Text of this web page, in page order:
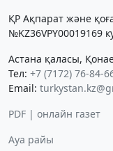
ҚР Ақпарат және
№KZ36VPY00019169
Астана қаласы,
Тел: +7 (7172) 76-84-
Email:
PDF | онлайн газет
Ауа райы